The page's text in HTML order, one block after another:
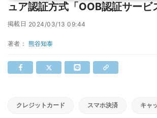
ュア認証方式「OOB認証サービ
掲載日 2024/03/13 09:44
著者： 熊谷知泰
クレジットカード スマホ決済 キャ